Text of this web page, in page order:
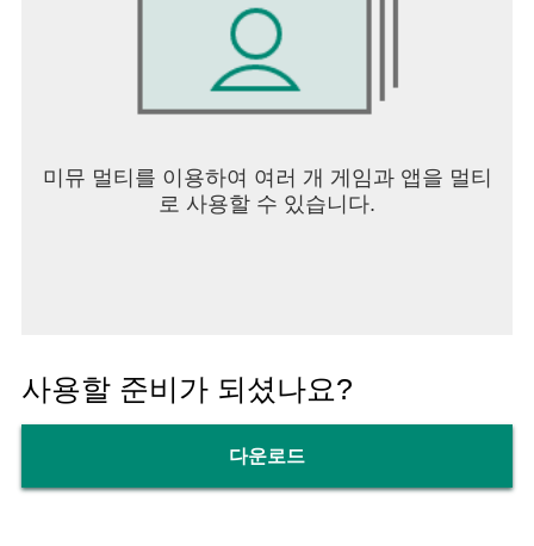
미뮤 멀티를 이용하여 여러 개 게임과 앱을 멀티
로 사용할 수 있습니다.
사용할 준비가 되셨나요?
다운로드